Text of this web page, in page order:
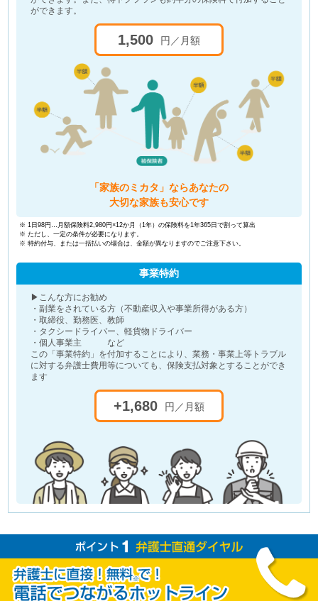
ができます。
1,500 円／月額
「家族のミカタ」ならあなたの
大切な家族も安心です
※ 1日98円…月額保険料2,980円×12か月（1年）の保険料を1年365日で割って算出
※ ただし、一定の条件が必要になります。
※ 特約付与、または一括払いの場合は、金額が異なりますのでご注意下さい。
事業特約
▶こんな方にお勧め
・副業をされている方（不動産収入や事業所得がある方）
・取締役、勤務医、教師
・タクシードライバー、軽貨物ドライバー
・個人事業主 など
この「事業特約」を付加することにより、業務・事業上等トラブル
に対する弁護士費用等についても、保険支払対象とすることができ
ます
+1,680 円／月額